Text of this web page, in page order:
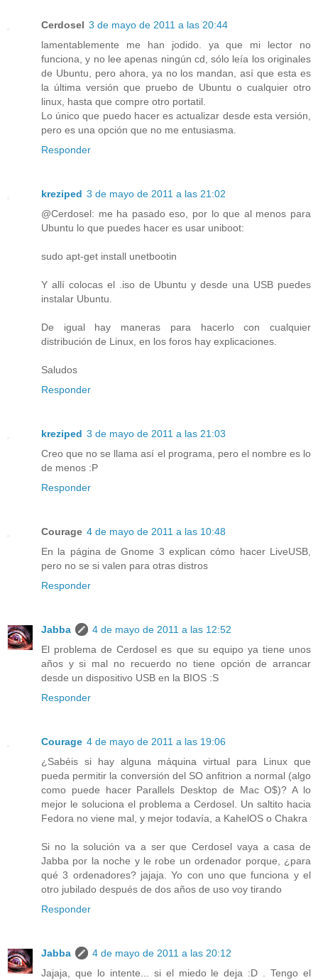
Cerdosel 3 de mayo de 2011 a las 20:44
lamentablemente me han jodido. ya que mi lector no
funciona, y no lee apenas ningún cd, sólo leía los originales
de Ubuntu, pero ahora, ya no los mandan, así que esta es
la última versión que pruebo de Ubuntu o cualquier otro
linux, hasta que compre otro portatil.
Lo único que puedo hacer es actualizar desde esta versión,
pero es una opción que no me entusiasma.
Responder
kreziped 3 de mayo de 2011 a las 21:02
@Cerdosel: me ha pasado eso, por lo que al menos para
Ubuntu lo que puedes hacer es usar uniboot:
sudo apt-get install unetbootin
Y allí colocas el .iso de Ubuntu y desde una USB puedes
instalar Ubuntu.
De igual hay maneras para hacerlo con cualquier
distribución de Linux, en los foros hay explicaciones.
Saludos
Responder
kreziped 3 de mayo de 2011 a las 21:03
Creo que no se llama así el programa, pero el nombre es lo
de menos :P
Responder
Courage 4 de mayo de 2011 a las 10:48
En la página de Gnome 3 explican cómo hacer LiveUSB,
pero no se si valen para otras distros
Responder
Jabba
4 de mayo de 2011 a las 12:52
El problema de Cerdosel es que su equipo ya tiene unos
años y si mal no recuerdo no tiene opción de arrancar
desde un dispositivo USB en la BIOS :S
Responder
Courage 4 de mayo de 2011 a las 19:06
¿Sabéis si hay alguna máquina virtual para Linux que
pueda permitir la conversión del SO anfitrion a normal (algo
como puede hacer Parallels Desktop de Mac O$)? A lo
mejor le soluciona el problema a Cerdosel. Un saltito hacia
Fedora no viene mal, y mejor todavía, a KahelOS o Chakra
Si no la solución va a ser que Cerdosel vaya a casa de
Jabba por la noche y le robe un ordenador porque, ¿para
qué 3 ordenadores? jajaja. Yo con uno que funciona y el
otro jubilado después de dos años de uso voy tirando
Responder
Jabba
4 de mayo de 2011 a las 20:12
Jajaja, que lo intente... si el miedo le deja :D . Tengo el